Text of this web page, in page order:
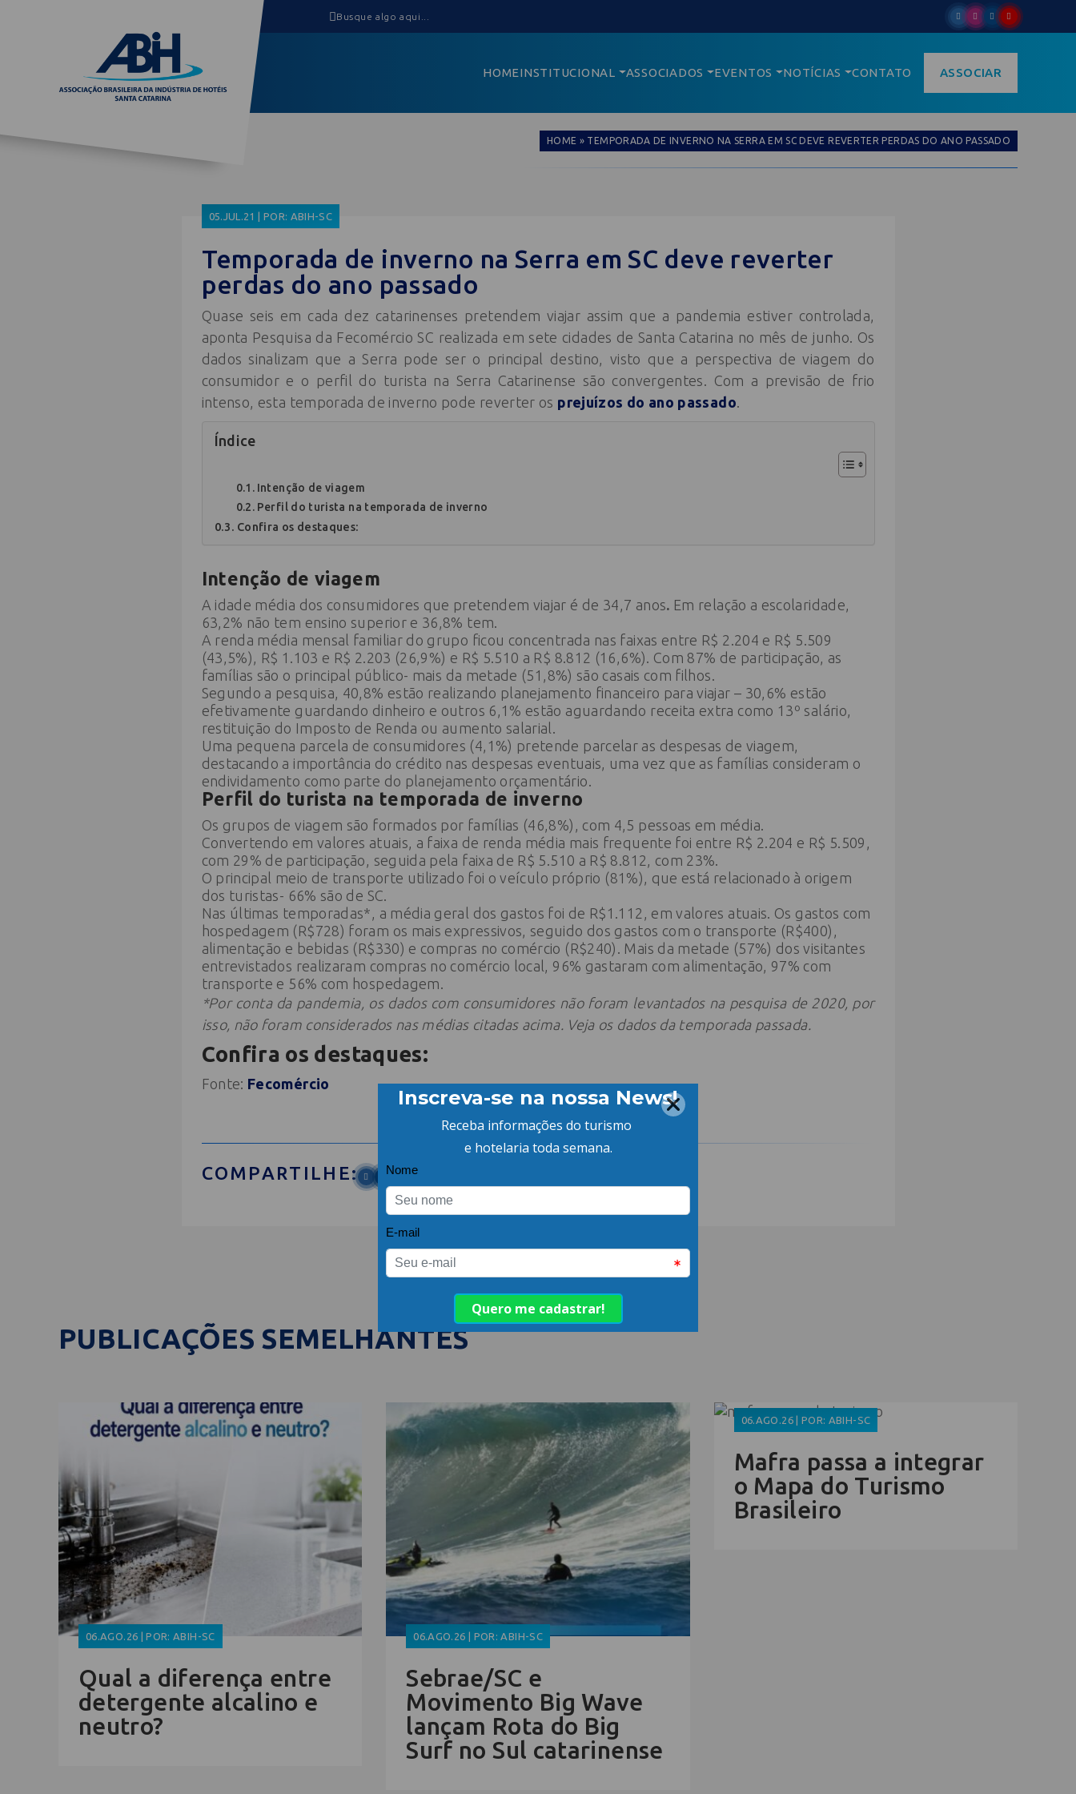
HOMEINSTITUCIONAL ASSOCIADOS EVENTOS NOTÍCIAS CONTATO ASSOCIAR
HOME » TEMPORADA DE INVERNO NA SERRA EM SC DEVE REVERTER PERDAS DO ANO PASSADO
05.JUL.21 | POR: ABIH-SC
Temporada de inverno na Serra em SC deve reverter
perdas do ano passado
Quase seis em cada dez catarinenses pretendem viajar assim que a pandemia estiver controlada,
aponta Pesquisa da Fecomércio SC realizada em sete cidades de Santa Catarina no mês de junho. Os
dados sinalizam que a Serra pode ser o principal destino, visto que a perspectiva de viagem do
consumidor e o perfil do turista na Serra Catarinense são convergentes. Com a previsão de frio
intenso, esta temporada de inverno pode reverter os prejuízos do ano passado.
Índice
Intenção de viagem
Perfil do turista na temporada de inverno
Confira os destaques:
Intenção de viagem
A idade média dos consumidores que pretendem viajar é de 34,7 anos. Em relação a escolaridade,
63,2% não tem ensino superior e 36,8% tem.
A renda média mensal familiar do grupo ficou concentrada nas faixas entre R$ 2.204 e R$ 5.509
(43,5%), R$ 1.103 e R$ 2.203 (26,9%) e R$ 5.510 a R$ 8.812 (16,6%). Com 87% de participação, as
famílias são o principal público- mais da metade (51,8%) são casais com filhos.
Segundo a pesquisa, 40,8% estão realizando planejamento financeiro para viajar – 30,6% estão
efetivamente guardando dinheiro e outros 6,1% estão aguardando receita extra como 13º salário,
restituição do Imposto de Renda ou aumento salarial.
Uma pequena parcela de consumidores (4,1%) pretende parcelar as despesas de viagem,
destacando a importância do crédito nas despesas eventuais, uma vez que as famílias consideram o
endividamento como parte do planejamento orçamentário.
Perfil do turista na temporada de inverno
Os grupos de viagem são formados por famílias (46,8%), com 4,5 pessoas em média.
Convertendo em valores atuais, a faixa de renda média mais frequente foi entre R$ 2.204 e R$ 5.509,
com 29% de participação, seguida pela faixa de R$ 5.510 a R$ 8.812, com 23%.
O principal meio de transporte utilizado foi o veículo próprio (81%), que está relacionado à origem
dos turistas- 66% são de SC.
Nas últimas temporadas*, a média geral dos gastos foi de R$1.112, em valores atuais. Os gastos com
hospedagem (R$728) foram os mais expressivos, seguido dos gastos com o transporte (R$400),
alimentação e bebidas (R$330) e compras no comércio (R$240). Mais da metade (57%) dos visitantes
entrevistados realizaram compras no comércio local, 96% gastaram com alimentação, 97% com
transporte e 56% com hospedagem.
*Por conta da pandemia, os dados com consumidores não foram levantados na pesquisa de 2020, por
isso, não foram considerados nas médias citadas acima. Veja os dados da temporada passada.
Confira os destaques:
Fonte: Fecomércio
COMPARTILHE:
PUBLICAÇÕES SEMELHANTES
06.AGO.26 | POR: ABIH-SC
Qual a diferença entre
detergente alcalino e
neutro?
06.AGO.26 | POR: ABIH-SC
Sebrae/SC e
Movimento Big Wave
lançam Rota do Big
Surf no Sul catarinense
06.AGO.26 | POR: ABIH-SC
Mafra passa a integrar
o Mapa do Turismo
Brasileiro